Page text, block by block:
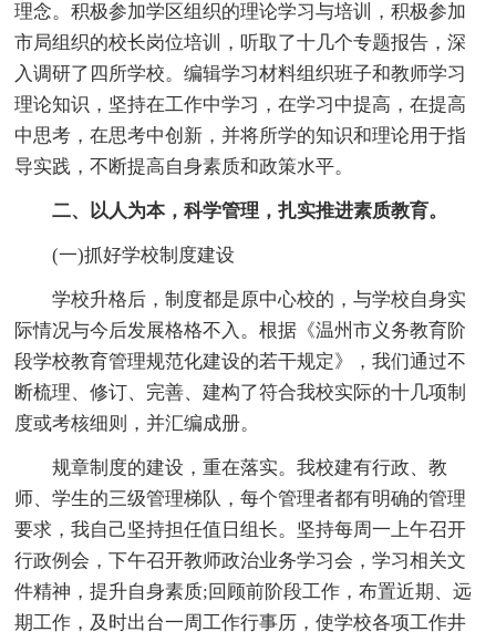
理念。积极参加学区组织的理论学习与培训，积极参加
市局组织的校长岗位培训，听取了十几个专题报告，深
入调研了四所学校。编辑学习材料组织班子和教师学习
理论知识，坚持在工作中学习，在学习中提高，在提高
中思考，在思考中创新，并将所学的知识和理论用于指
导实践，不断提高自身素质和政策水平。
二、以人为本，科学管理，扎实推进素质教育。
(一)抓好学校制度建设
学校升格后，制度都是原中心校的，与学校自身实
际情况与今后发展格格不入。根据《温州市义务教育阶
段学校教育管理规范化建设的若干规定》，我们通过不
断梳理、修订、完善、建构了符合我校实际的十几项制
度或考核细则，并汇编成册。
规章制度的建设，重在落实。我校建有行政、教
师、学生的三级管理梯队，每个管理者都有明确的管理
要求，我自己坚持担任值日组长。坚持每周一上午召开
行政例会，下午召开教师政治业务学习会，学习相关文
件精神，提升自身素质;回顾前阶段工作，布置近期、远
期工作，及时出台一周工作行事历，使学校各项工作井